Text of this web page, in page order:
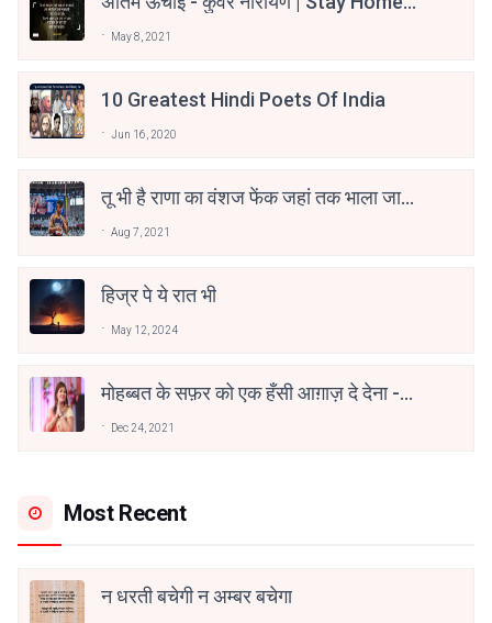
May 8, 2021
10 Greatest Hindi Poets Of India
Jun 16, 2020
तू भी है राणा का वंशज फेंक जहां तक भाला जाए:
Aug 7, 2021
हिज्र पे ये रात भी
May 12, 2024
मोहब्बत के सफ़र को एक हँसी आग़ाज़ दे देना -
Dec 24, 2021
Most Recent
न धरती बचेगी न अम्बर बचेगा